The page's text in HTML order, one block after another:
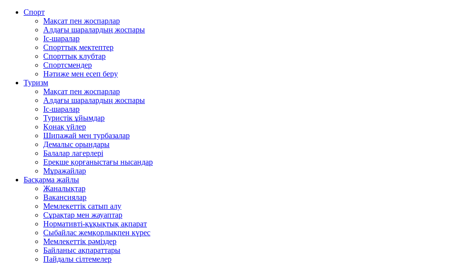
Спорт
Мақсат пен жоспарлар
Алдағы шаралардың жоспары
Іс-шаралар
Спорттық мектептер
Спорттық клубтар
Спортсмендер
Нәтиже мен есеп беру
Туризм
Мақсат пен жоспарлар
Алдағы шаралардың жоспары
Іс-шаралар
Туристік ұйымдар
Қонақ үйлер
Шипажай мен турбазалар
Демалыс орындары
Балалар лагерлері
Ерекше қорғаныстағы нысандар
Мұражайлар
Басқарма жайлы
Жаналықтар
Вакансиялар
Мемлекеттiк сатып алу
Сұрақтар мен жауаптар
Нормативті-құқықтық ақпарат
Сыбайлас жемқорлықпен күрес
Мемлекеттік рәміздер
Байланыс ақпараттары
Пайдалы сілтемелер